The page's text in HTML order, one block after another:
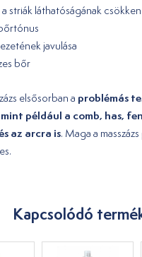
striák láthatóságának
javulása
bőr
elsősorban a problémás
mint például a comb, has,
az arcra is. Maga a
Kapcsolódó